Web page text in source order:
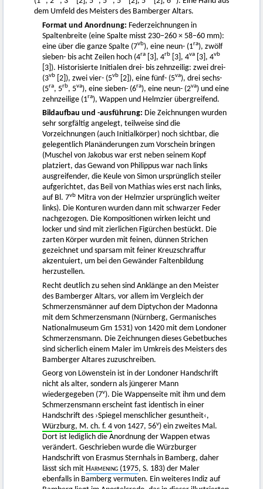
dem Umfeld des Meisters des Bamberger Altars.
Format und Anordnung: Federzeichnungen in
Spaltenbreite (eine Spalte misst 230−260 × 58–60 mm):
eine über die ganze Spalte (7vb), eine neun- (1ra), zwölf
sieben- bis acht Zeilen hoch (4ra [3], 4rb [3], 4va [3], 4vb
[3]). Historisierte Initialen drei- bis zehnzeilig: zwei drei-
(3vb [2]), zwei vier- (5vb [2]), eine fünf- (5va), drei sechs-
(5ra, 5rb, 5va), eine sieben- (6ra), eine neun- (2va) und eine
zehnzeilige (1ra), Wappen und Helmzier übergreifend.
Bildaufbau und -ausführung: Die Zeichnungen wurden
sehr sorgfältig angelegt, teilweise sind die
Vorzeichnungen (auch Initialkörper) noch sichtbar, die
gelegentlich Planänderungen zum Vorschein bringen
(Muschel von Jakobus war erst neben seinem Kopf
platziert, das Gewand von Philippus war nach links
ausgreifender, die Keule von Simon ursprünglich steiler
aufgerichtet, das Beil von Mathias wies erst nach links,
auf Bl. 7vb Mitra von der Helmzier ursprünglich weiter
links). Die Konturen wurden dann mit schwarzer Feder
nachgezogen. Die Kompositionen wirken leicht und
locker und sind mit zierlichen Figürchen bestückt. Die
zarten Körper wurden mit feinen, dünnen Strichen
gezeichnet und sparsam mit feiner Kreuzschraffur
akzentuiert, um bei den Gewänder Faltenbildung
herzustellen.
Recht deutlich zu sehen sind Anklänge an den Meister
des Bamberger Altars, vor allem im Vergleich der
Schmerzensmänner auf dem Diptychon der Madonna
mit dem Schmerzensmann (Nürnberg, Germanisches
Nationalmuseum Gm 1531) von 1420 mit dem Londoner
Schmerzensmann. Die Zeichnungen dieses Gebetbuches
sind sicherlich einem Maler im Umkreis des Meisters des
Bamberger Altares zuzuschreiben.
Georg von Löwenstein ist in der Londoner Handschrift
nicht als alter, sondern als jüngerer Mann
wiedergegeben (7v). Die Wappenseite mit ihm und dem
Schmerzensmann erscheint fast identisch in einer
Handschrift des ›Spiegel menschlicher gesuntheit‹,
Würzburg, M. ch. f. 4 von 1427, 56v) ein zweites Mal.
Dort ist lediglich die Anordnung der Wappen etwas
verändert. Geschrieben wurde die Würzburger
Handschrift von Erasmus Sternhals in Bamberg, daher
lässt sich mit Harmening (1975, S. 183) der Maler
ebenfalls in Bamberg vermuten. Ein weiteres Indiz auf